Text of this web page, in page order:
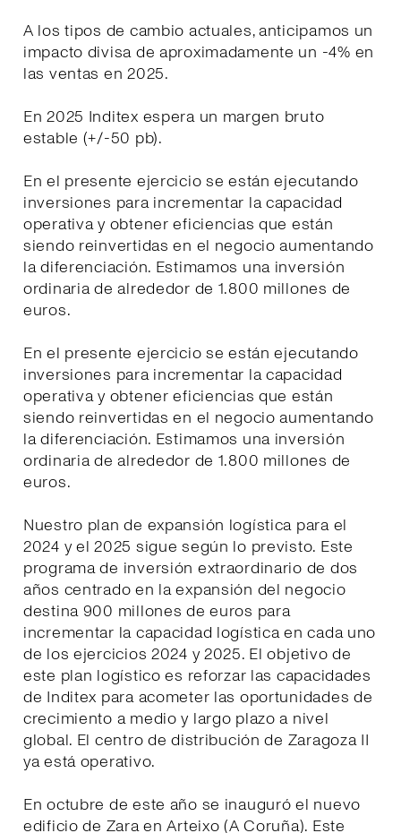
A los tipos de cambio actuales, anticipamos un
impacto divisa de aproximadamente un -4% en
las ventas en 2025.
En 2025 Inditex espera un margen bruto
estable (+/-50 pb).
En el presente ejercicio se están ejecutando
inversiones para incrementar la capacidad
operativa y obtener eficiencias que están
siendo reinvertidas en el negocio aumentando
la diferenciación. Estimamos una inversión
ordinaria de alrededor de 1.800 millones de
euros.
En el presente ejercicio se están ejecutando
inversiones para incrementar la capacidad
operativa y obtener eficiencias que están
siendo reinvertidas en el negocio aumentando
la diferenciación. Estimamos una inversión
ordinaria de alrededor de 1.800 millones de
euros.
Nuestro plan de expansión logística para el
2024 y el 2025 sigue según lo previsto. Este
programa de inversión extraordinario de dos
años centrado en la expansión del negocio
destina 900 millones de euros para
incrementar la capacidad logística en cada uno
de los ejercicios 2024 y 2025. El objetivo de
este plan logístico es reforzar las capacidades
de Inditex para acometer las oportunidades de
crecimiento a medio y largo plazo a nivel
global. El centro de distribución de Zaragoza II
ya está operativo.
En octubre de este año se inauguró el nuevo
edificio de Zara en Arteixo (A Coruña). Este